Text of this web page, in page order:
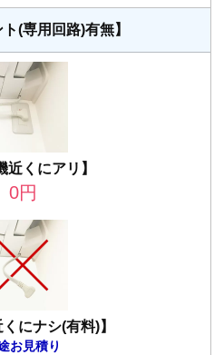
(専用回路)有無】
近くにアリ】
0円
くにナシ(有料)】
お見積り